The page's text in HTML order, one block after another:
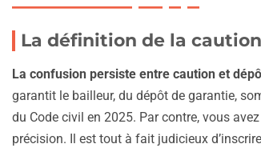
La définition de la
La confusion persiste entre caution et
garantit le bailleur, du dépôt de garantie,
du Code civil en 2025. Par contre, vous
précision. Il est tout à fait judicieux